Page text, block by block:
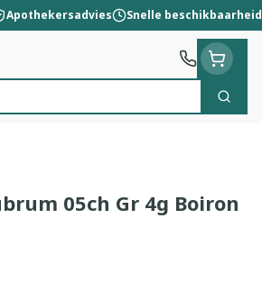
Apothekersadvies Snelle beschikbaarheid
Zoek
05ch Gr 4g Boiron